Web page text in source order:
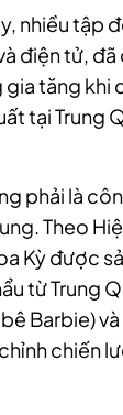
nhiều tập
điện tử,
tăng
tại
phải là
Theo
Kỳ được
từ Trung
Barbie)
chiến